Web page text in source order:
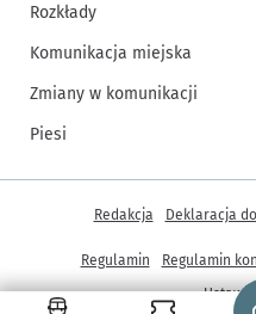
Rozkłady
Komunikacja miejska
Zmiany w komunikacji
Piesi
Inne informacje
Redakcja Deklaracja
Regulamin Regulamin